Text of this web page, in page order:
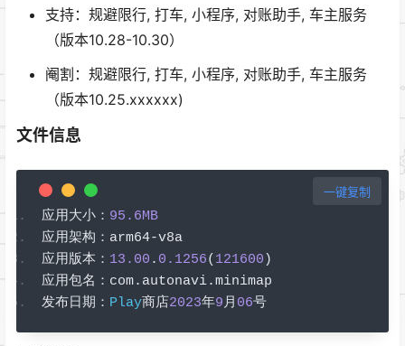
支持：规避限行, 打车, 小程序, 对账助手, 车主服务
（版本10.28-10.30）
阉割：规避限行, 打车, 小程序, 对账助手, 车主服务
（版本10.25.xxxxxx)
文件信息
应用大小： 95.6MB
应用架构： arm64-v8a
应用版本： 13.00 . 0.1256( 121600 )
应用包名： com. autonavi.minimap
发布日期： Play商店2023年9月 06号
一键复制